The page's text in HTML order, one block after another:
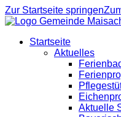
Zur Startseite springen
Startseite
Aktuelles
Aktuelle